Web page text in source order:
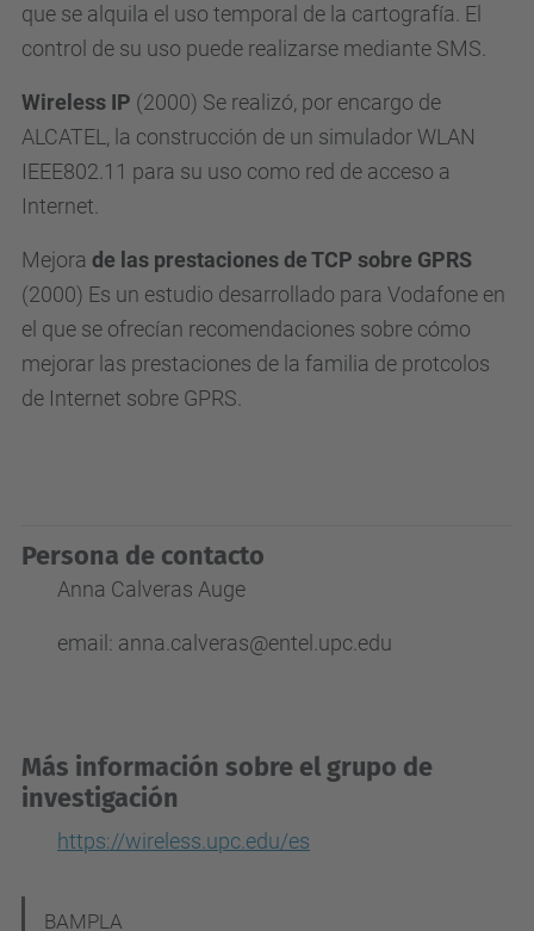
que se alquila el uso temporal de la cartografía. El
control de su uso puede realizarse mediante SMS.
Wireless IP (2000) Se realizó, por encargo de
ALCATEL, la construcción de un simulador WLAN
IEEE802.11 para su uso como red de acceso a
Internet.
Mejora de las prestaciones de TCP sobre GPRS
(2000) Es un estudio desarrollado para Vodafone en
el que se ofrecían recomendaciones sobre cómo
mejorar las prestaciones de la familia de protcolos
de Internet sobre GPRS.
Persona de contacto
Anna Calveras Auge
email: anna.calveras@entel.upc.edu
Más información sobre el grupo de
investigación
https://wireless.upc.edu/es
BAMPLA